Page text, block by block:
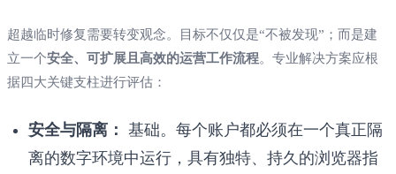
超越临时修复需要转变观念。目标不仅仅是“不被发现”；而是建
立一个安全、可扩展且高效的运营工作流程。专业解决方案应根
据四大关键支柱进行评估：
安全与隔离： 基础。每个账户都必须在一个真正隔
离的数字环境中运行，具有独特、持久的浏览器指